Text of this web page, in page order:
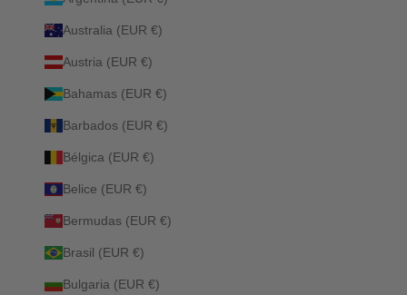
Australia (EUR €)
Austria (EUR €)
Bahamas (EUR €)
Barbados (EUR €)
Bélgica (EUR €)
Belice (EUR €)
Bermudas (EUR €)
Brasil (EUR €)
Bulgaria (EUR €)